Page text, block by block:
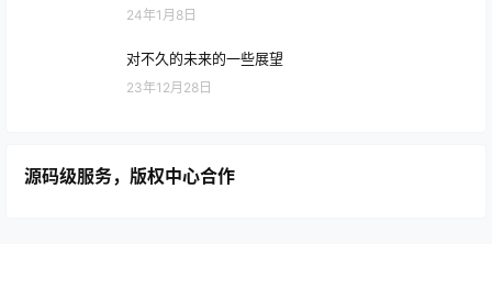
24年1月8日
对不久的未来的一些展望
23年12月28日
源码级服务，版权中心合作